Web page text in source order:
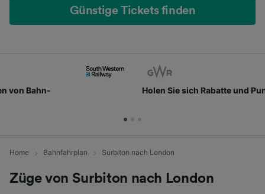
Günstige Tickets finden
Holen Sie sich Rabatte und Punkte
Home Bahnfahrplan Surbiton nach London
Züge von Surbiton nach London